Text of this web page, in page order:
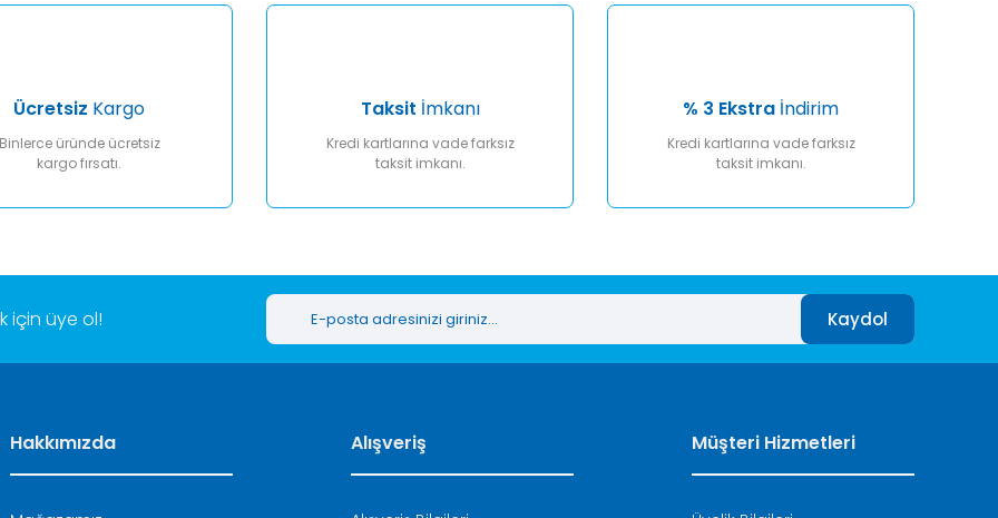
Gönder
Ücretsiz Kargo
üründe ücretsiz
kargo fırsatı.
Taksit İmkanı
Kredi kartlarına vade farksız
taksit imkanı.
% 3 Ekstra İndirim
Kredi kartlarına vade farksız
taksit imkanı.
için üye ol! Kaydol
Hakkımızda Alışveriş Müşteri Hizmetleri